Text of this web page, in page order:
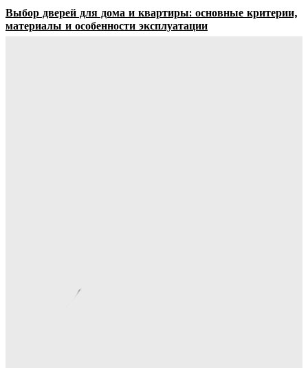
Выбор дверей для дома и квартиры: основные критерии,
материалы и особенности эксплуатации